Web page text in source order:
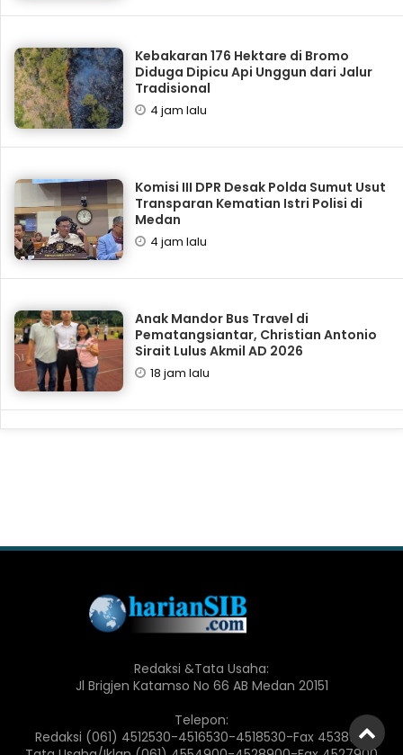
Kebakaran 176 Hektare di Bromo
Diduga Dipicu Api Unggun dari Jalur
Tradisional
4 jam lalu
Komisi III DPR Desak Polda Sumut Usut
Transparan Kematian Istri Polisi di
Medan
4 jam lalu
Anak Mandor Bus Travel di
Pematangsiantar, Christian Antonio
Sirait Lulus Akmil AD 2026
18 jam lalu
Redaksi &Tata Usaha:
Jl Brigjen Katamso No 66 AB Medan 20151
Telepon:
Redaksi (061) 4512530-4516530-4518530-Fax 4538150